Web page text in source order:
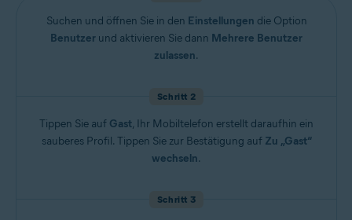
Suchen und öffnen Sie in den Einstellungen die Option
Benutzer und aktivieren Sie dann Mehrere Benutzer
zulassen.
Schritt 2
Tippen Sie auf Gast, Ihr Mobiltelefon erstellt daraufhin ein
sauberes Profil. Tippen Sie zur Bestätigung auf Zu „Gast“
wechseln.
Schritt 3